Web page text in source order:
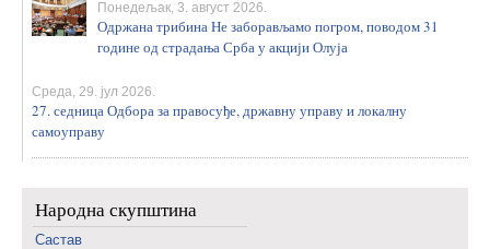
Понедељак, 3. август 2026.
Одржана трибина Не заборављамо погром, поводом 31
године од страдања Срба у акцији Олуја
Среда, 29. јул 2026.
27. седница Одбора за правосуђе, државну управу и локалну
самоуправу
Народна скупштина
Састав